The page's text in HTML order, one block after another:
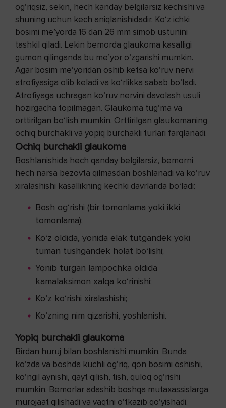
og‘riqsiz, sekin, hech kanday belgilarsiz kechishi va
shuning uchun kech aniqlanishidadir. Ko‘z ichki
bosimi me’yorda 16 dan 26 mm simob ustunini
tashkil qiladi. Lekin bemorda glaukoma kasalligi
gumon qilinganda bu me’yor o‘zgarishi mumkin.
Agar bosim me’yoridan oshib ketsa ko‘ruv nervi
atrofiyasiga olib keladi va ko‘rlikka sabab bo‘ladi.
Atrofiyaga uchragan ko‘ruv nervini davolash usuli
hozirgacha topilmagan. Glaukoma tug‘ma va
orttirilgan bo‘lish mumkin. Orttirilgan glaukomaning
ochiq burchakli va yopiq burchakli turlari farqlanadi.
Ochiq burchakli glaukoma
Boshlanishida hech qanday belgilarsiz, bemorni
hech narsa bezovta qilmasdan boshlanadi va ko‘ruv
xiralashishi kasallikning kechki davrlarida bo‘ladi:
Bosh og‘rishi (bir tomonlama yoki ikki
tomonlama);
Ko‘z oldida, yonida elak tutgandek yoki
tuman tushgandek holat bo‘lishi;
Yonib turgan lampochka oldida
kamalaksimon xalqa ko‘rinishi;
Ko‘z ko‘rishi xiralashishi;
Ko‘zning nim qizarishi, yoshlanishi.
Yopiq burchakli glaukoma
Birdan huruj bilan boshlanishi mumkin. Bunda
ko‘zda va boshda kuchli og‘riq, qon bosimi oshishi,
ko‘ngil aynishi, qayt qilish, tish, quloq og‘rishi
mumkin. Bemorlar adashib boshqa mutaxassislarga
murojaat qilishadi va vaqtni o‘tkazib qo‘yishadi.